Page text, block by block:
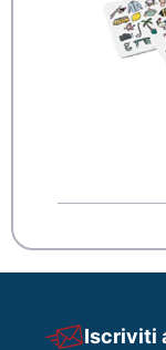
Iscriviti